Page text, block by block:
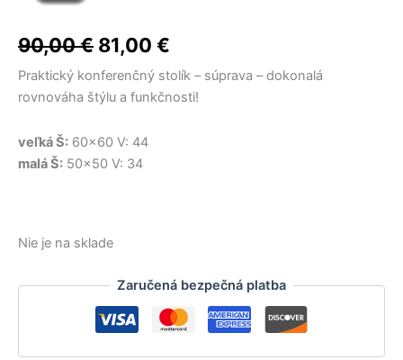
90,00€ bola:
90,00 €.
81,00 €
81,00 €.
Praktický konferenčný stolík – súprava – dokonalá
rovnováha štýlu a funkčnosti!
veľká Š: 60×60 V: 44
malá Š: 50×50 V: 34
Nie je na sklade
Zaručená bezpečná platba
6,90 €.
2,00 €.
17,50 €.